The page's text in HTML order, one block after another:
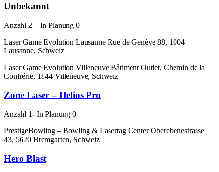
Unbekannt
Anzahl 2 – In Planung 0
Laser Game Evolution Lausanne Rue de Genève 88, 1004
Lausanne, Schweiz
Laser Game Evolution Villeneuve Bâtiment Outlet, Chemin de la
Confrérie, 1844 Villeneuve, Schweiz
Zone Laser – Helios Pro
Anzahl 1- In Planung 0
PrestigeBowling – Bowling & Lasertag Center Oberebenestrasse
43, 5620 Bremgarten, Schweiz
Hero Blast